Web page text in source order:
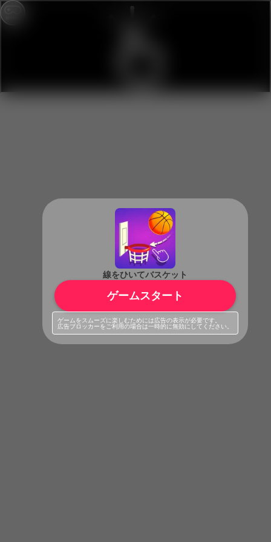
線をひいてバスケット
ゲームスタート
ゲームをスムーズに楽しむためには広告の表示が必要です。
広告ブロッカーをご利用の場合は一時的に無効にしてください。